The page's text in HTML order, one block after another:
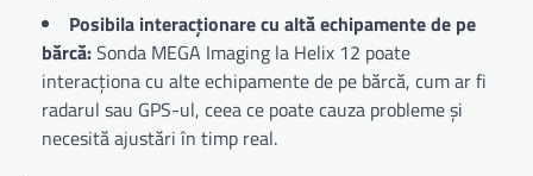
Posibila interacționare cu altă echipamente de pe
bărcă:Sonda MEGA Imaging la Helix 12 poate
interacționa cu alte echipamente de pe bărcă, cum ar fi
radarul sau GPS-ul, ceea ce poate cauza probleme și
necesită ajustări în timp real.